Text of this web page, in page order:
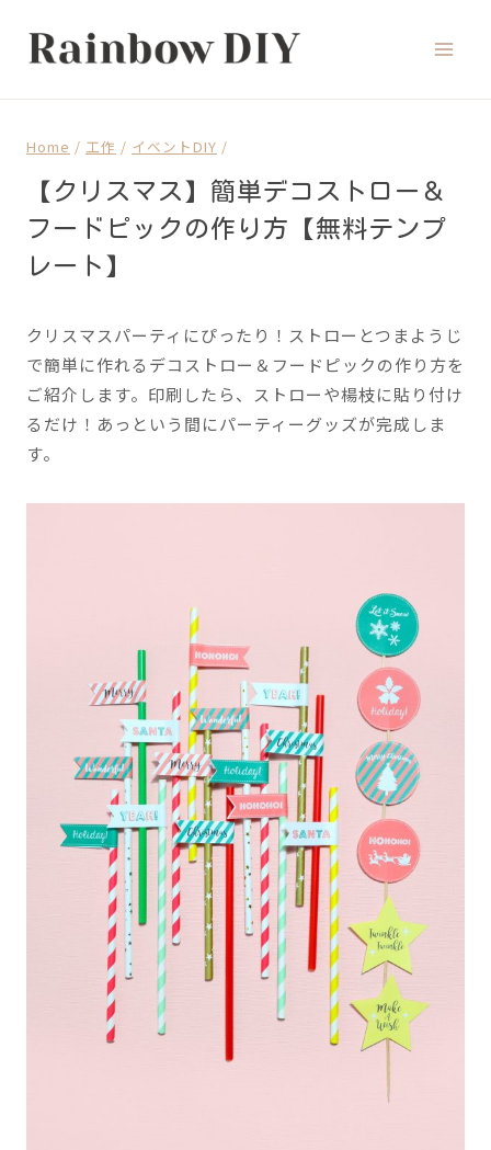
Home / 工作 / イベントDIY /
【クリスマス】簡単デコストロー＆
フードピックの作り方【無料テンプ
レート】
クリスマスパーティにぴったり！ストローとつまようじ
で簡単に作れるデコストロー＆フードピックの作り方を
ご紹介します。印刷したら、ストローや楊枝に貼り付け
るだけ！あっという間にパーティーグッズが完成しま
す。